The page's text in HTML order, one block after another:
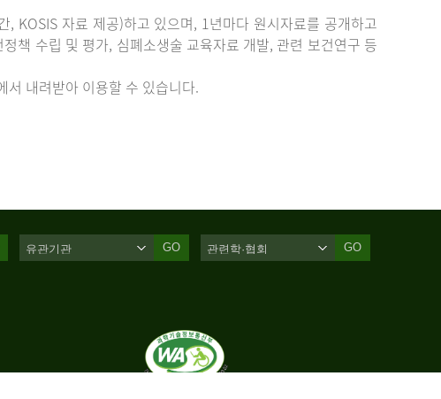
KOSIS 자료 제공)하고 있으며, 1년마다 원시자료를 공개하고
책 수립 및 평가, 심폐소생술 교육자료 개발, 관련 보건연구 등
서 내려받아 이용할 수 있습니다.
GO GO